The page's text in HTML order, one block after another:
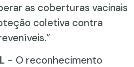
as coberturas vacinais
coletiva contra
- O reconhecimento